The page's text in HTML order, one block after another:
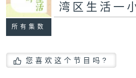
所有集数
湾区生活一
您喜欢这个节目吗?